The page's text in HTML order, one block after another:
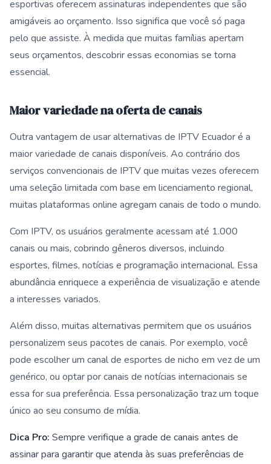
esportivas oferecem assinaturas independentes que são
amigáveis ao orçamento. Isso significa que você só paga
pelo que assiste. À medida que muitas famílias apertam
seus orçamentos, descobrir essas economias se torna
essencial.
Maior variedade na oferta de canais
Outra vantagem de usar alternativas de IPTV Ecuador é a
maior variedade de canais disponíveis. Ao contrário dos
serviços convencionais de IPTV que muitas vezes oferecem
uma seleção limitada com base em licenciamento regional,
muitas plataformas online agregam canais de todo o mundo.
Com IPTV, os usuários geralmente acessam até 1.000
canais ou mais, cobrindo gêneros diversos, incluindo
esportes, filmes, notícias e programação internacional. Essa
abundância enriquece a experiência de visualização e atende
a interesses variados.
Além disso, muitas alternativas permitem que os usuários
personalizem seus pacotes de canais. Por exemplo, você
pode escolher um canal de esportes de nicho em vez de um
genérico, ou optar por canais de notícias internacionais se
essa for sua preferência. Essa personalização traz um toque
único ao seu consumo de mídia.
Dica Pro: Sempre verifique a grade de canais antes de
assinar para garantir que atenda às suas preferências de